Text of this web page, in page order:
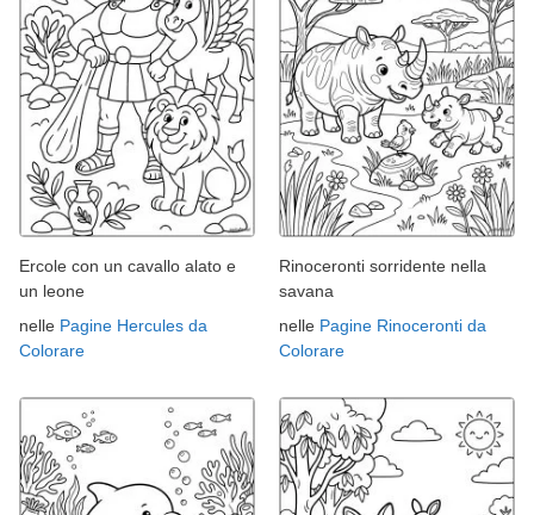
Ercole con un cavallo alato e
un leone
nelle Pagine Hercules da
Colorare
Rinoceronti sorridente nella
savana
nelle Pagine Rinoceronti da
Colorare